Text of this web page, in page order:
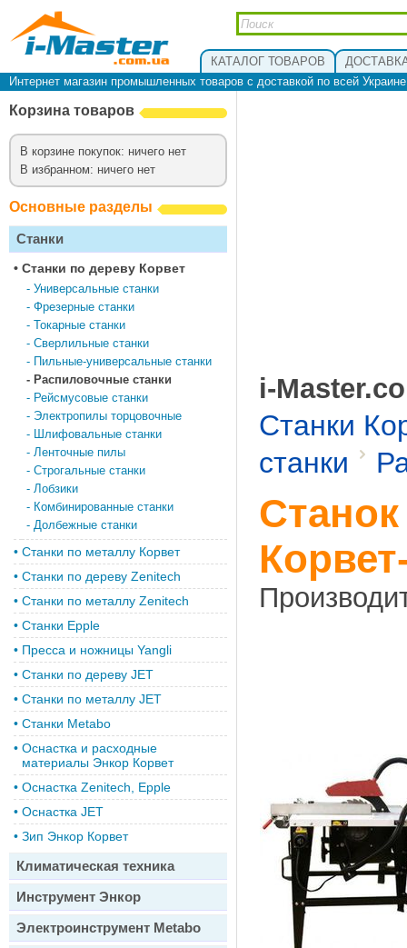
КАТАЛОГ ТОВАРОВ
Интернет магазин промышленных товаров с доставкой по всей
Корзина товаров
В корзине покупок: ничего нет
В избранном: ничего нет
Основные разделы
Станки
• Cтанки по дереву Корвет
- Универсальные станки
- Фрезерные станки
- Токарные станки
- Сверлильные станки
- Пильные-универсальные станки
- Распиловочные станки
- Рейсмусовые станки
- Электропилы торцовочные
- Шлифовальные станки
- Ленточные пилы
- Строгальные станки
- Лобзики
- Комбинированные станки
- Долбежные станки
• Станки по металлу Корвет
• Cтанки по дереву Zenitech
• Cтанки по металлу Zenitech
• Станки Epple
• Пресса и ножницы Yangli
• Станки по дереву JET
• Станки по металлу JET
• Станки Metabo
• Оснастка и расходные
материалы Энкор Корвет
• Оснастка Zenitech, Epple
• Оснастка JET
• Зип Энкор Корвет
Климатическая техника
Инструмент Энкор
Электроинструмент Metabo
i-
Станки
станки